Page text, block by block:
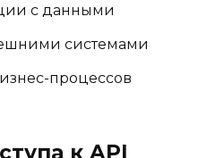
с данными
системами
процессов